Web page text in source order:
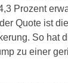
Prozent
Quote ist
So hat
zu einer